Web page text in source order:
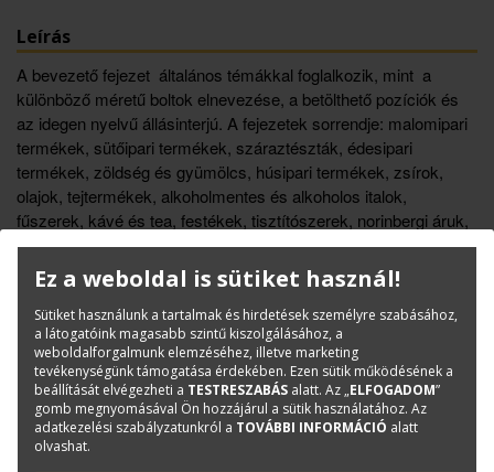
Leírás
A bevezető fejezet általános témákkal foglalkozik, mint a
különböző méretű boltok elnevezése, a betölthető pozíciók és
az idegen nyelvű állásinterjú. A fejezetek sorrendje: malomipari
termékek, sütőipari termékek, száraztészták, édesipari
termékek, zöldség és gyümölcs, húsipari termékek, zsírok,
olajok, tejtermékek, alkoholmentes és alkoholos italok,
fűszerek, kávé és tea, festékek, tisztítószerek, norinbergi áruk,
test- és szépségápolási termékek, női és férfi ruházat,
babaruházat, bútor és lakástextil, valamint műszaki cikkek.
A könyv tankönyv és munkafüzet egyben. A tanulók már
meglévő alapszintű nyelvtudására épít, amely a fejezetek elején
található „ráhangoló” feladatokkal tehető aktívvá. A fejezetek
végén található zárófeladatokkal ellenőrizhető a megszerzett
nyelvtudás. Minden fejezet tematikus szótárral zárul.
Könyvinfó
Ez a weboldal is sütiket használ!
Sütiket használunk a tartalmak és hirdetések személyre szabásához,
a látogatóink magasabb szintű kiszolgálásához, a
weboldalforgalmunk elemzéséhez, illetve marketing
tevékenységünk támogatása érdekében. Ezen sütik működésének a
beállítását elvégezheti a TESTRESZABÁS alatt. Az „ELFOGADOM”
gomb megnyomásával Ön hozzájárul a sütik használatához. Az
adatkezelési szabályzatunkról a TOVÁBBI INFORMÁCIÓ alatt
olvashat.